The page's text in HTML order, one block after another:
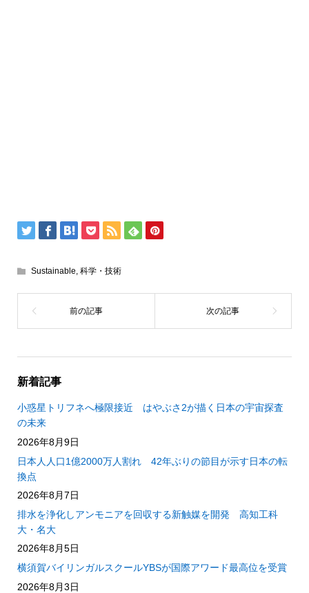
Sustainable, 科学・技術
新着記事
小惑星トリフネへ極限接近 はやぶさ2が描く日本の宇宙探査
の未来
2026年8月9日
日本人人口1億2000万人割れ 42年ぶりの節目が示す日本の転
換点
2026年8月7日
排水を浄化しアンモニアを回収する新触媒を開発 高知工科
大・名大
2026年8月5日
横須賀バイリンガルスクールYBSが国際アワード最高位を受賞
2026年8月3日